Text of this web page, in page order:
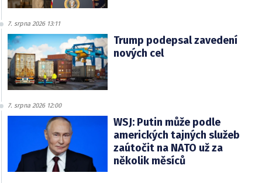
7. srpna 2026 13:11
Trump podepsal zavedení
nových cel
7. srpna 2026 12:00
WSJ: Putin může podle
amerických tajných služeb
zaútočit na NATO už za
několik měsíců